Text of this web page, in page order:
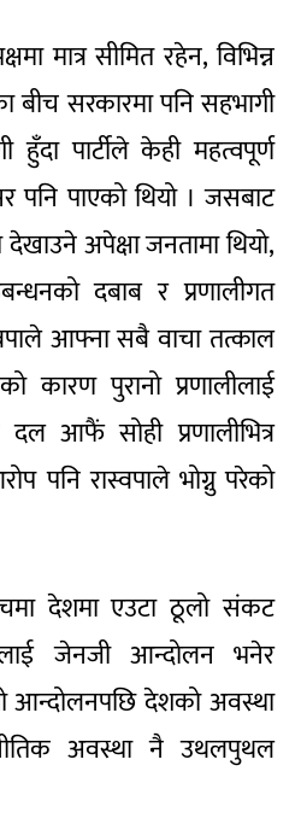
मात्र सीमित रहेन, विभिन्न
बीच सरकारमा पनि सहभागी
हुँदा पार्टीले केही महत्वपूर्ण
पनि पाएको थियो । जसबाट
अपेक्षा जनतामा थियो,
दबाब र प्रणालीगत
आफ्ना सबै वाचा तत्काल
कारण पुरानो प्रणालीलाई
आफैं सोही प्रणालीभित्र
पनि रास्वपाले भोग्नु परेको
देशमा एउटा ठूलो संकट
जेनजी आन्दोलन भनेर
आन्दोलनपछि देशको अवस्था
अवस्था नै उथलपुथल